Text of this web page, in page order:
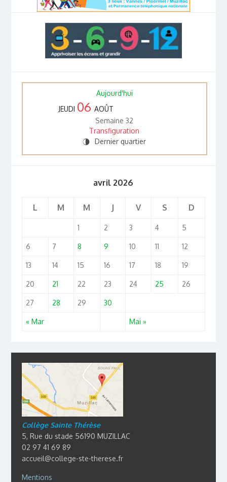
Aujourd'hui
JEUDI 06 AOÛT
Semaine 32
Transfiguration
U Dernier quartier
avril 2026
L M M J V S D
« Mar Mai »
1 2 3 4 5
6 7 8 9 10 11 12
13 14 15 16 17 18 19
20 21 22 23 24 25 26
27 28 29 30
Collège Sainte Thérèse
5, Rue du stade 56190 MUZILLAC
02 97 41 69 89
accueil@college-ste-therese.fr
Mentions